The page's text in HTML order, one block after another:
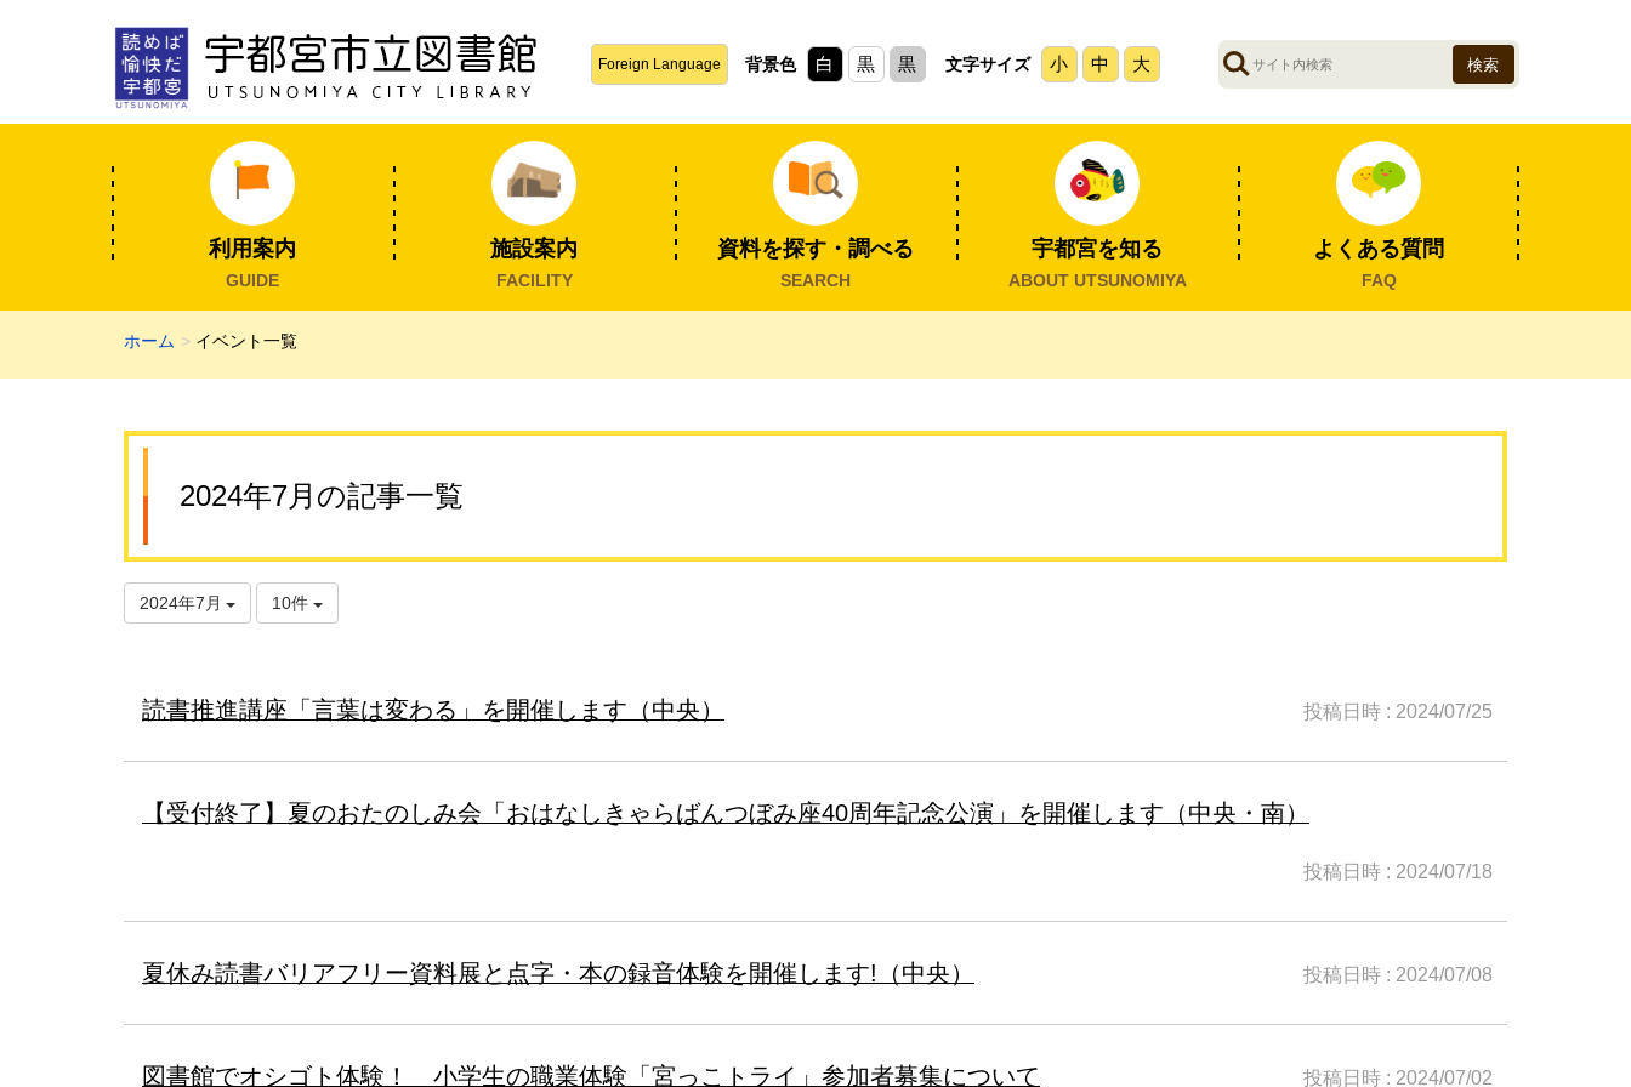
Foreign Language 背景色 白 黒 黒 文字サイズ 小 中 大
サ
イ
ト
利用案内
GUIDE
施設案内
FACILITY
資料を探す・調べる
SEARCH
宇都宮を知る
ABOUT UTSUNOMIYA
よくある質問
FAQ
ホーム イベント一覧
2024年7月の記事一覧
2024年7月 10件
読書推進講座「言葉は変わる」を開催します（中央） 投稿日時 : 2024/07/25
【受付終了】夏のおたのしみ会「おはなしきゃらばんつぼみ座40周年記念公演」を開催します（中央・南）
投稿日時 : 2024/07/18
夏休み読書バリアフリー資料展と点字・本の録音体験を開催します!（中央） 投稿日時 : 2024/07/08
図書館でオシゴト体験！ 小学生の職業体験「宮っこトライ」参加者募集について 投稿日時 : 2024/07/02